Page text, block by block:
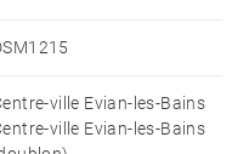
avec élégance
accès à un large
ville Evian-les-Bains
ville Evian-les-Bains